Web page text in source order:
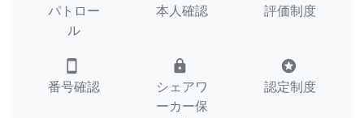
パトロー
ル
本人確認 評価制度
smartphone
番号確認
lock
シェアワ
ーカー保
stars
認定制度